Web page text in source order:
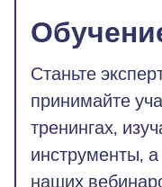
Станьте
принимайте
тренингах,
инструменты,
наших